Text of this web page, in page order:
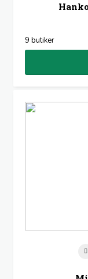
9 butiker